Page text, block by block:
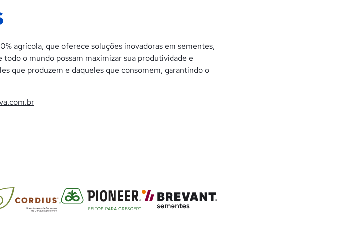
agrícola, que oferece soluções inovadoras em sementes,
o mundo possam maximizar sua produtividade e
que produzem e daqueles que consomem, garantindo o